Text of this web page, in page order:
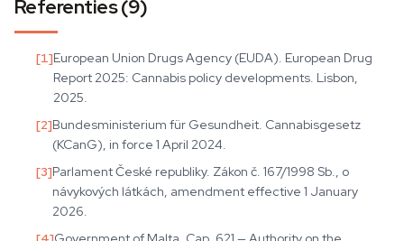
Referenties (9)
[1]European Union Drugs Agency (EUDA). European Drug
Report 2025: Cannabis policy developments. Lisbon,
2025.
[2]Bundesministerium für Gesundheit. Cannabisgesetz
(KCanG), in force 1 April 2024.
[3]Parlament České republiky. Zákon č. 167/1998 Sb., o
návykových látkách, amendment effective 1 January
2026.